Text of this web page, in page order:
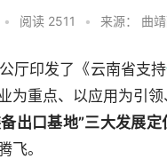
• 阅读 2511 • 来源： 曲
厅印发了《云南省支持
为重点、以应用为引领
出口基地”三大发展定
飞。